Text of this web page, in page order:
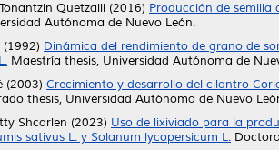
Quetzalli (2016) Producción de semilla
Autónoma de Nuevo León.
(1992) Dinámica del rendimiento de grano de
Maestría thesis, Universidad Autónoma de
(2003) Crecimiento y desarrollo del cilantro
thesis, Universidad Autónoma de Nuevo
Shcarlen (2023) Uso de lixiviado para la
sativus L. y Solanum lycopersicum L.